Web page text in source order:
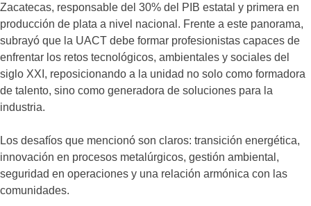
Zacatecas, responsable del 30% del PIB estatal y primera en
producción de plata a nivel nacional. Frente a este panorama,
subrayó que la UACT debe formar profesionistas capaces de
enfrentar los retos tecnológicos, ambientales y sociales del
siglo XXI, reposicionando a la unidad no solo como formadora
de talento, sino como generadora de soluciones para la
industria.
Los desafíos que mencionó son claros: transición energética,
innovación en procesos metalúrgicos, gestión ambiental,
seguridad en operaciones y una relación armónica con las
comunidades.